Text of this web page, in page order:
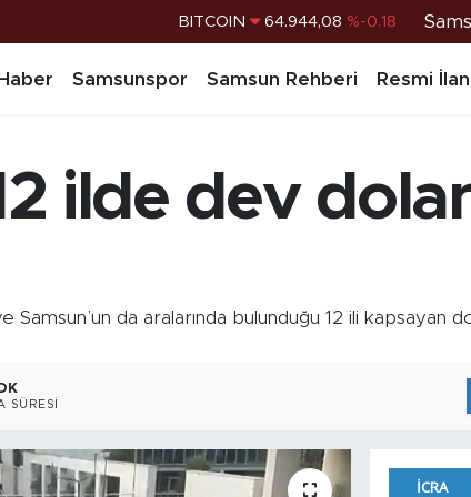
DOLAR 47,7436 %0.18
BİST100 13.779 %-14
BITCOIN 64.944,08 %-0.18
Samsunspor Samsun Rehberi Resmi
ilde dev
da aralarında bulunduğu 12 ili kapsayan
SÜRESI